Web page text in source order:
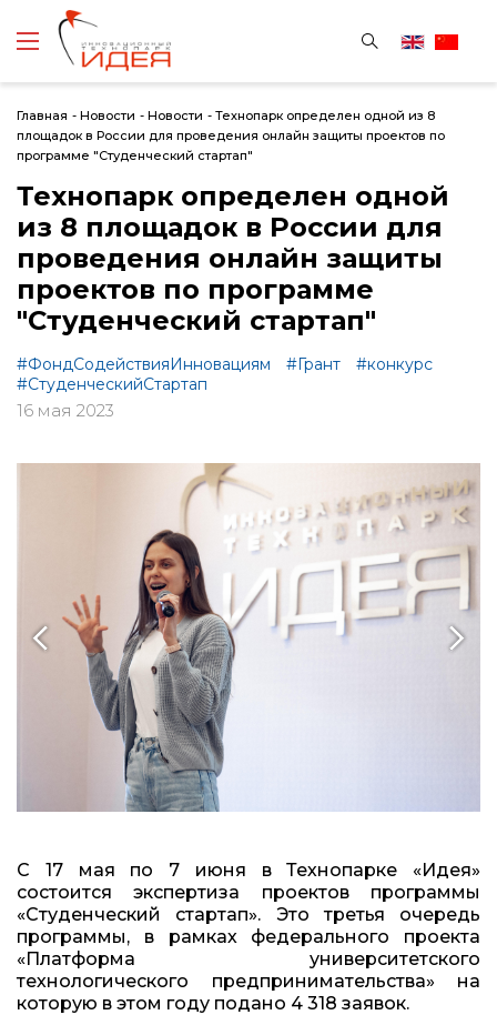
Главная - Новости - Новости - Технопарк определен одной из 8
площадок в России для проведения онлайн защиты проектов по
программе "Студенческий стартап"
Технопарк определен одной
из 8 площадок в России для
проведения онлайн защиты
проектов по программе
"Студенческий стартап"
#ФондСодействияИнновациям #Грант
#конкурс
#СтуденческийСтартап
16 мая 2023
С 17 мая по 7 июня в Технопарке «Идея»
состоится экспертиза проектов программы
«Студенческий стартап». Это третья очередь
программы, в рамках федерального проекта
«Платформа университетского
технологического предпринимательства» на
которую в этом году подано 4 318 заявок.